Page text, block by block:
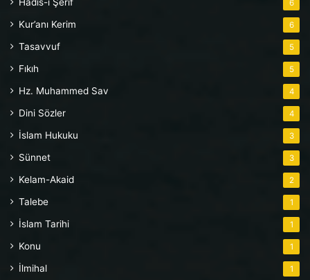
6
Kur’anı Kerim 6
Tasavvuf 5
Fıkıh 5
Hz. Muhammed Sav 4
Dini Sözler 4
İslam Hukuku 3
Sünnet 3
Kelam-Akaid 2
Talebe 1
İslam Tarihi 1
Konu 1
İlmihal 1